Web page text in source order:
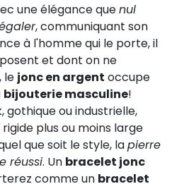
une élégance quenul
, communiquant son
à l'homme qui le porte, il
et dont on ne
le jonc en argent occupe
bijouterie masculine!
gothique ou industrielle,
plus ou moins large
que soit le style, lapierre
réussi. Un bracelet jonc
comme un bracelet